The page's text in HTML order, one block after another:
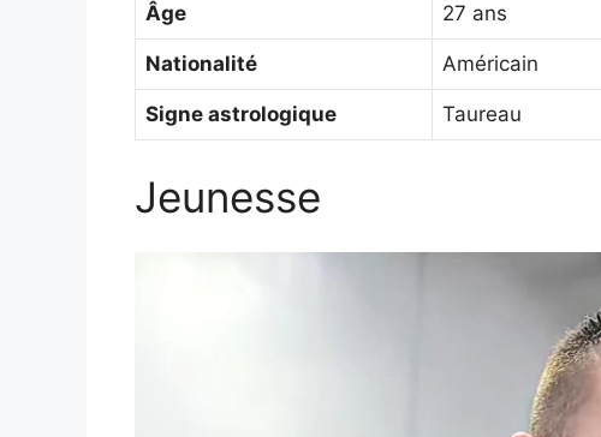
Âge 27 ans
Nationalité Américain
Signe astrologique Taureau
Jeunesse